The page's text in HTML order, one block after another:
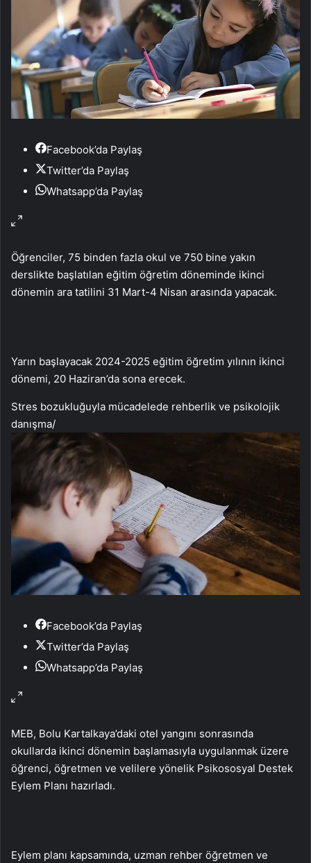
Facebook’da Paylaş
Twitter’da Paylaş
Whatsapp’da Paylaş
Öğrenciler, 75 binden fazla okul ve 750 bine yakın
derslikte başlatılan eğitim öğretim döneminde ikinci
dönemin ara tatilini 31 Mart-4 Nisan arasında yapacak.
Yarın başlayacak 2024-2025 eğitim öğretim yılının ikinci
dönemi, 20 Haziran’da sona erecek.
Stres bozukluğuyla mücadelede rehberlik ve psikolojik
danışma/
Facebook’da Paylaş
Twitter’da Paylaş
Whatsapp’da Paylaş
MEB, Bolu Kartalkaya’daki otel yangını sonrasında
okullarda ikinci dönemin başlamasıyla uygulanmak üzere
öğrenci, öğretmen ve velilere yönelik Psikososyal Destek
Eylem Planı hazırladı.
Eylem planı kapsamında, uzman rehber öğretmen ve